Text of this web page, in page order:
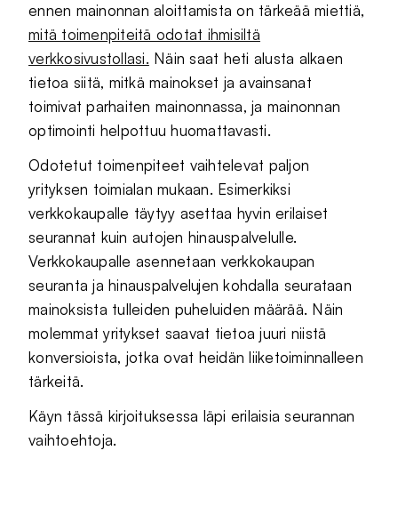
ennen mainonnan aloittamista on tärkeää miettiä,
mitä toimenpiteitä odotat ihmisiltä
verkkosivustollasi. Näin saat heti alusta alkaen
tietoa siitä, mitkä mainokset ja avainsanat
toimivat parhaiten mainonnassa, ja mainonnan
optimointi helpottuu huomattavasti.
Odotetut toimenpiteet vaihtelevat paljon
yrityksen toimialan mukaan. Esimerkiksi
verkkokaupalle täytyy asettaa hyvin erilaiset
seurannat kuin autojen hinauspalvelulle.
Verkkokaupalle asennetaan verkkokaupan
seuranta ja hinauspalvelujen kohdalla seurataan
mainoksista tulleiden puheluiden määrää. Näin
molemmat yritykset saavat tietoa juuri niistä
konversioista, jotka ovat heidän liiketoiminnalleen
tärkeitä.
Käyn tässä kirjoituksessa läpi erilaisia seurannan
vaihtoehtoja.